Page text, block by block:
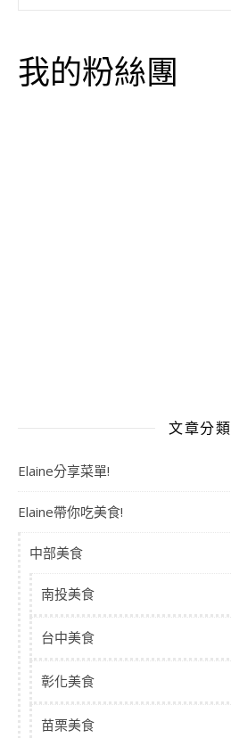
我的粉絲團
文章分類
Elaine分享菜單!
Elaine帶你吃美食!
中部美食
南投美食
台中美食
彰化美食
苗栗美食